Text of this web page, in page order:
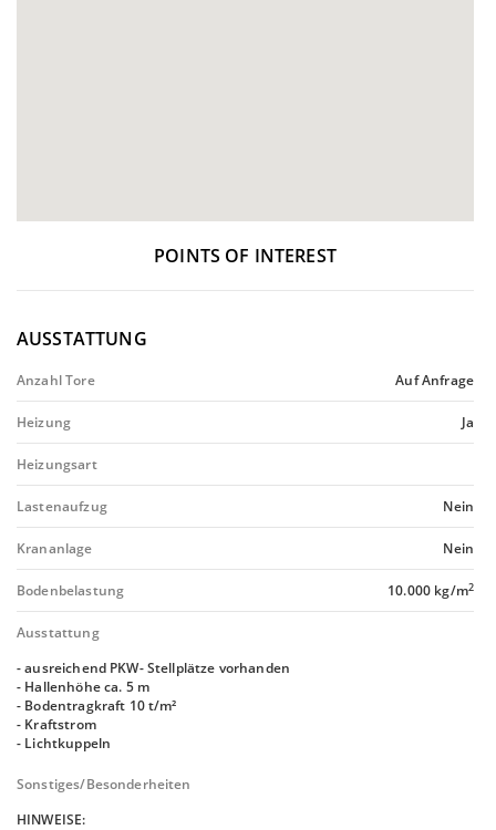
POINTS OF INTEREST
AUSSTATTUNG
Anzahl Tore Auf Anfrage
Heizung Ja
Heizungsart
Lastenaufzug Nein
Krananlage Nein
Bodenbelastung 10.000 kg/m2
Ausstattung
- ausreichend PKW- Stellplätze vorhanden
- Hallenhöhe ca. 5 m
- Bodentragkraft 10 t/m²
- Kraftstrom
- Lichtkuppeln
Sonstiges/Besonderheiten
HINWEISE: